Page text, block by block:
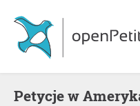
Petycje w